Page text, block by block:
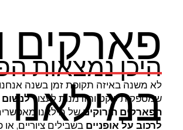
פארקים
במילאנו
היכן נמצאות
לא משנה באיזה תקופת זמן בשנה אנחנו
שמספקות שקט והזדמנות לעצור
הפארקים הירוקיםשל מילאנו
לרכוב על אופניים בשבילים ציוריים, או